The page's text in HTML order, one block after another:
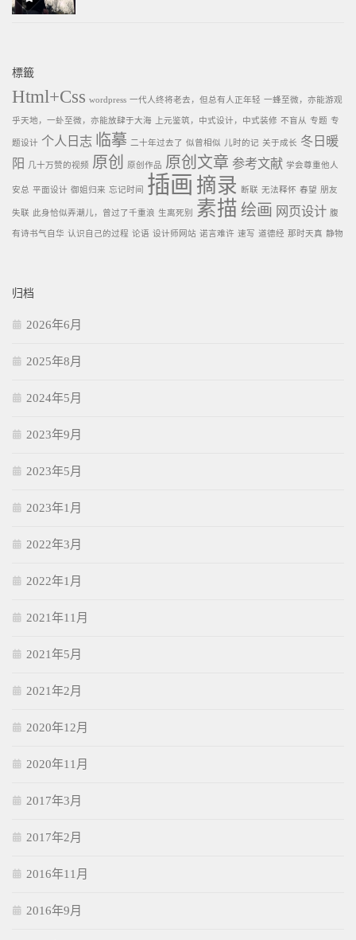
標籤
Html+Css wordpress 一代人终将老去，但总有人正年轻 一蜂至微，亦能游观
乎天地，一虲至微，亦能放肆于大海 上元鉴筑，中式设计，中式装修 不盲从 专题 专
题设计 个人日志 临摹 二十年过去了 似曾相似 儿时的记 关于成长 冬日暖
阳
几十万赞的视频 原创 原创作品 原创文章 参考文献 学会尊重他人
安总 平面设计 御姐归来 忘记时间 插画 摘录 断联 无法释怀 春望 朋友
失联 此身恰似弄潮儿，曾过了千重浪 生离死别 素描 绘画 网页设计 腹
有诗书气自华 认识自己的过程 论语 设计师网站 诺言难许 速写 道德经 那时天真 静物
归档
2026年6月
2025年8月
2024年5月
2023年9月
2023年5月
2023年1月
2022年3月
2022年1月
2021年11月
2021年5月
2021年2月
2020年12月
2020年11月
2017年3月
2017年2月
2016年11月
2016年9月